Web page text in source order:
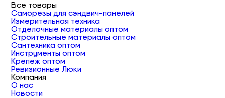
Все товары
Саморезы для сэндвич-панелей
Измерительная техника
Отделочные материалы оптом
Строительные материалы оптом
Сантехника оптом
Инструменты оптом
Крепеж оптом
Ревизионные Люки
Компания
О нас
Новости